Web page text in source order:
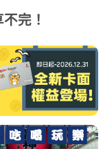
完！